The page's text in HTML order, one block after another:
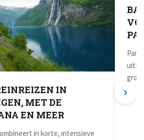
IN
MET DE
EN MEER
in korte, intensieve